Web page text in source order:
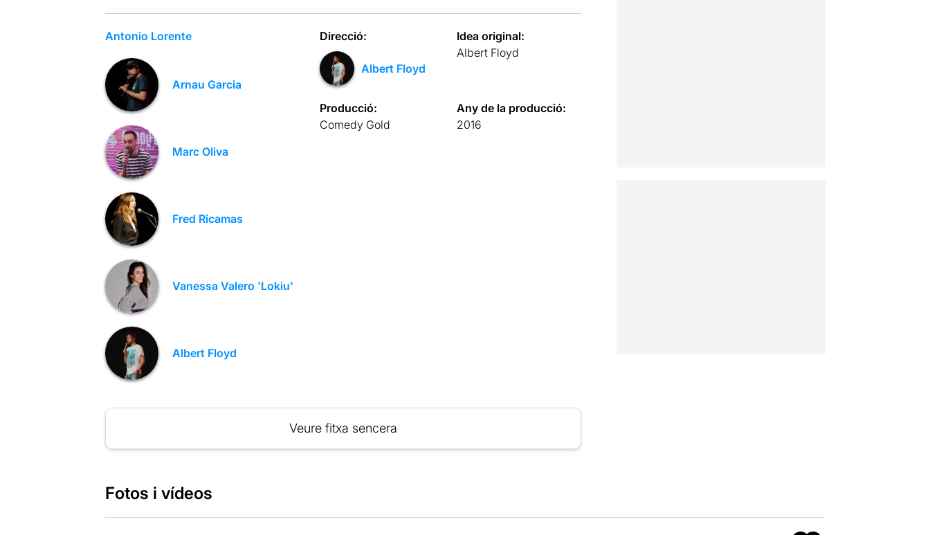
Antonio Lorente
Arnau Garcia
Marc Oliva
Fred Ricamas
Vanessa Valero 'Lokiu'
Albert Floyd
Direcció:
Albert Floyd
Idea original:
Albert Floyd
Producció:
Comedy Gold
Any de la producció:
2016
Veure fitxa sencera
Fotos i vídeos